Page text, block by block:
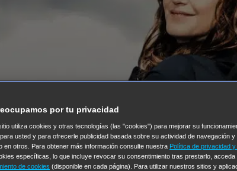
por tu privacidad
utiliza cookies y otras tecnologías (las "cookies") para mejorar su
usted y para ofrecerle publicidad basada sobre su actividad de navegación
en otros. Para obtener más información consulte nuestra Política de privacidad
específicas, lo que incluye revocar su consentimiento tras prestarlo, acceda
de cookies (disponible en cada página). Para utilizar nuestros sitios y